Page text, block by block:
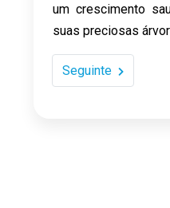
um crescimento
suas preciosas
Seguinte